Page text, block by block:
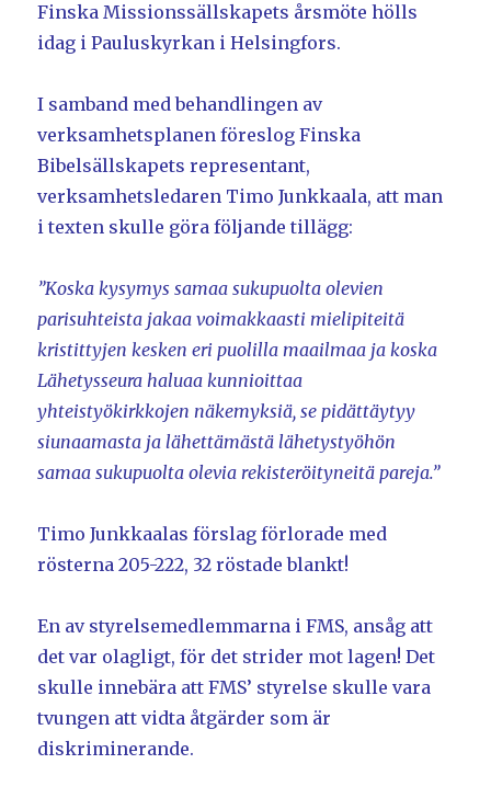
Finska Missionssällskapets årsmöte hölls
idag i Pauluskyrkan i Helsingfors.
I samband med behandlingen av
verksamhetsplanen föreslog Finska
Bibelsällskapets representant,
verksamhetsledaren Timo Junkkaala, att man
i texten skulle göra följande tillägg:
”Koska kysymys samaa sukupuolta olevien
parisuhteista jakaa voimakkaasti mielipiteitä
kristittyjen kesken eri puolilla maailmaa ja koska
Lähetysseura haluaa kunnioittaa
yhteistyökirkkojen näkemyksiä, se pidättäytyy
siunaamasta ja lähettämästä lähetystyöhön
samaa sukupuolta olevia rekisteröityneitä pareja.”
Timo Junkkaalas förslag förlorade med
rösterna 205-222, 32 röstade blankt!
En av styrelsemedlemmarna i FMS, ansåg att
det var olagligt, för det strider mot lagen! Det
skulle innebära att FMS’ styrelse skulle vara
tvungen att vidta åtgärder som är
diskriminerande.